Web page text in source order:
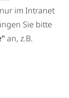
im Intranet
Sie bitte
an, z.B.